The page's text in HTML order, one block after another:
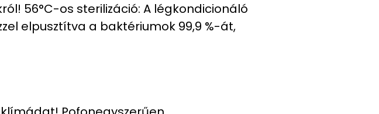
56°C-os sterilizáció: A légkondicionáló
elpusztítva a baktériumok 99,9 %-át,